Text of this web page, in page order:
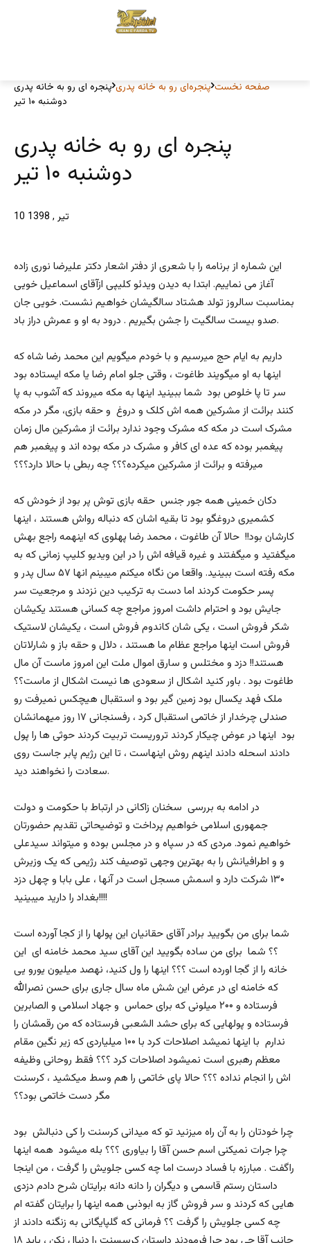
صفحه نخست پنجره‌ای رو به خانه پدری پنجره ای رو به خانه پدری
دوشنبه ۱۰ تیر
پنجره ای رو به خانه پدری
دوشنبه ۱۰ تیر
10 تیر , 1398
این شماره از برنامه را با شعری از دفتر اشعار دکتر علیرضا نوری زاده
آغاز می نماییم. ابتدا به دیدن ویدئو کلیپی ازآقای اسماعیل خویی
بمناسبت سالروز تولد هشتاد سالگیشان خواهیم نشست. خویی جان
صدو بیست سالگیت را جشن بگیریم . درود به او و عمرش دراز باد.
داریم به ایام حج میرسیم و با خودم میگویم این محمد رضا شاه که
اینها به او میگویند طاغوت ، وقتی جلو امام رضا یا مکه ایستاده بود
سر تا پا خلوص بود شما ببینید اینها به مکه میروند که آشوب به پا
کنند برائت از مشرکین همه اش کلک و دروغ و حقه بازی، مگر در مکه
مشرک است در مکه که مشرک وجود ندارد برائت از مشرکین مال زمان
پیغمبر بوده که عده ای کافر و مشرک در مکه بوده اند و پیغمبر هم
میرفته و برائت از مشرکین میکرده؟؟؟ چه ربطی با حالا دارد؟؟؟
دکان خمینی همه جور جنس حقه بازی توش پر بود از خودش که
کشمیری دروغگو بود تا بقیه اشان که دنباله رواش هستند ، اینها
کارشان بود!! حالا آن طاغوت ، محمد رضا پهلوی که اینهمه راجع بهش
میگفتید و میگفتند و غیره قیافه اش را در این ویدیو کلیپ زمانی که به
مکه رفته است ببینید. واقعا من نگاه میکنم میبینم انها ۵۷ سال پدر و
پسر حکومت کردند اما دست به ترکیب دین نزدند و مرجعیت سر
جایش بود و احترام داشت امروز مراجع چه کسانی هستند یکیشان
شکر فروش است ، یکی شان کاندوم فروش است ، یکیشان لاستیک
فروش است اینها مراجع عظام ما هستند ، دلال و حقه باز و شارلاتان
هستند!! دزد و مختلس و سارق اموال ملت این امروز ماست آن مال
طاغوت بود . باور کنید اشکال از سعودی ها نیست اشکال از ماست؟؟
ملک فهد یکسال بود زمین گیر بود و استقبال هیچکس نمیرفت رو
صندلی چرخدار از خاتمی استقبال کرد ، رفسنجانی ۱۷ روز میهمانشان
بود اینها در عوض چیکار کردند تروریست تربیت کردند حوثی ها را پول
دادند اسحله دادند اینهم روش اینهاست ، تا این رژیم پابر جاست روی
سعادت را نخواهند دید.
در ادامه به بررسی سخنان زاکانی در ارتباط با حکومت و دولت
جمهوری اسلامی خواهیم پرداخت و توضیحاتی تقدیم حضورتان
خواهیم نمود. مردی که در سپاه و در مجلس بوده و میتواند سیدعلی
و و اطرافیانش را به بهترین وجهی توصیف کند رژیمی که یک وزیرش
۱۳۰ شرکت دارد و اسمش مسجل است در آنها ، علی بابا و چهل دزد
بغداد را دارید میبینید!!!!
شما برای من بگویید برادر آقای حقانیان این پولها را از کجا آورده است
؟؟ شما برای من ساده بگویید این آقای سید محمد خامنه ای این
خانه را از گجا اورده است ؟؟؟ اینها را ول کنید، نهصد میلیون یورو یی
که خامنه ای در عرض این شش ماه سال جاری برای حسن نصرالله
فرستاده و ۲۰۰ میلونی که برای حماس و جهاد اسلامی و الصابرین
فرستاده و پولهایی که برای حشد الشعبی فرستاده که من رقمشان را
ندارم با اینها نمیشد اصلاحات کرد با ۱۰۰ میلیاردی که زیر نگین مقام
معظم رهبری است نمیشود اصلاحات کرد ؟؟؟ فقط روحانی وظیفه
اش را انجام نداده ؟؟؟ حالا پای خاتمی را هم وسط میکشید ، کرسنت
مگر دست خاتمی بود؟؟
چرا خودتان را به آن راه میزنید تو که میدانی کرسنت را کی دنبالش بود
چرا جرات نمیکنی اسم حسن آقا را بیاوری ؟؟؟ بله میشود همه اینها
راگفت . مبارزه با فساد درست اما چه کسی جلویش را گرفت ، من اینجا
داستان رستم قاسمی و دیگران را دانه دانه برایتان شرح دادم دزدی
هایی که کردند و سر فروش گاز به ابوذبی همه اینها را برایتان گفته ام
چه کسی جلویش را گرفت ؟؟ فرمانی که گلپایگانی به زنگنه دادند از